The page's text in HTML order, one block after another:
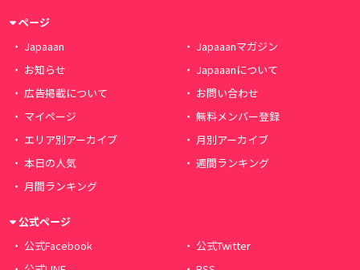
ページ
Japaaan
Japaaanマガジン
お知らせ
Japaaanについて
広告掲載について
お問い合わせ
マイページ
無料メンバー登録
エリア別アーカイブ
月別アーカイブ
本日の人気
週間ランキング
月間ランキング
公式ページ
公式Facebook
公式Twitter